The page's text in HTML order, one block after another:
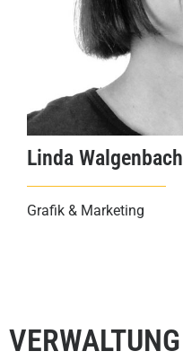
Linda Walgenbach
Grafik & Marketing
VERWALTUNG